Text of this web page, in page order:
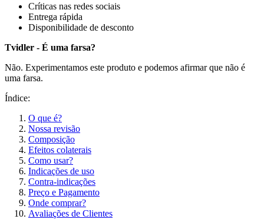
Críticas nas redes sociais
Entrega rápida
Disponibilidade de desconto
Tvidler - É uma farsa?
Não. Experimentamos este produto e podemos afirmar que não é
uma farsa.
Índice:
O que é?
Nossa revisão
Composição
Efeitos colaterais
Como usar?
Indicações de uso
Contra-indicações
Preço e Pagamento
Onde comprar?
Avaliações de Clientes